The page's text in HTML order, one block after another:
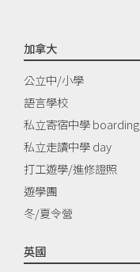
加拿大
公立中/小學
語言學校
私立寄宿中學 boarding
私立走讀中學 day
打工遊學/進修證照
遊學團
冬/夏令營
英國